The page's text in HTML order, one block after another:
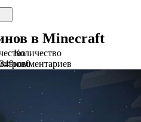
в Minecraft
Количество
комментариев
0